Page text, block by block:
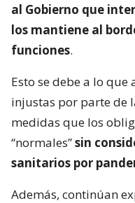
al Gobierno que
los mantiene al
funciones.
Esto se debe a lo que
injustas por parte de
medidas que los
“normales”sin
sanitarios por
Además, continúan